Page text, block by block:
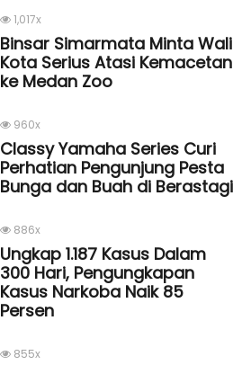
1,017x
Binsar Simarmata Minta Wali
Kota Serius Atasi Kemacetan
ke Medan Zoo
960x
Classy Yamaha Series Curi
Perhatian Pengunjung Pesta
Bunga dan Buah di Berastagi
886x
Ungkap 1.187 Kasus Dalam
300 Hari, Pengungkapan
Kasus Narkoba Naik 85
Persen
855x